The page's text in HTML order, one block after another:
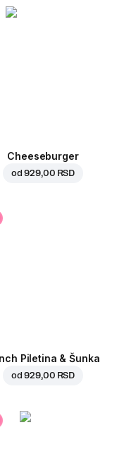
Cheeseburger
od929,00 RSD
Piletina & Šunka
od929,00 RSD